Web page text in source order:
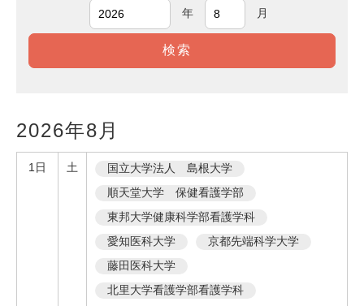
年 月
2026年8 月
1日 土
国立大学法人 島根大学
順天堂大学 保健看護学部
東邦大学健康科学部看護学科
愛知医科大学
京都先端科学大学
藤田医科大学
北里大学看護学部看護学科